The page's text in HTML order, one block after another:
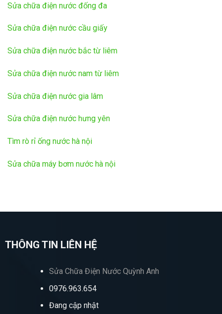
Sửa chữa điện nước đống đa
Sửa chữa điện nước cầu giấy
Sửa chữa điện nước bắc từ liêm
Sửa chữa điện nước nam từ liêm
Sửa chữa điện nước gia lâm
Sửa chữa điện nước hưng yên
Tìm rò rỉ ống nước hà nội
Sửa chữa máy bơm nước hà nội
THÔNG TIN LIÊN HỆ
Sửa Chữa Điện Nước Quỳnh Anh
0976.963.654
Đang cập nhật